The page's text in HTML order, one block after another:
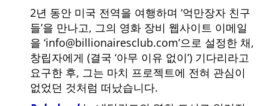
2년 동안 미국 전역을 여행하며 억만장자 친구
들 을 만나고, 그의 영화 장비 웹사이트 이메일
을 info@billionairesclub.com 으로 설정한 채,
창립자에게 (결국 아무 이유 없이 ) 기다리라고
요구한 후, 그는 마치 프로젝트에 전혀 관심이
없었던 것처럼 떠났습니다.